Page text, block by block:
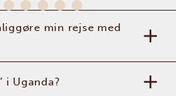
min rejse med
i Uganda?